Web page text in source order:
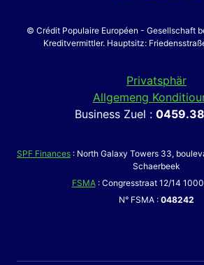
© Crédit Populaire Européen - Gesellschaft
Kreditvermittler. Hauptsitz:
Privatsphär
Allgemeng
Business Zuel :
SPF Finances : North Galaxy Towers 33,
Schaerbeek
FSMA: Congresstraat 12/14
N° FSMA : 048242